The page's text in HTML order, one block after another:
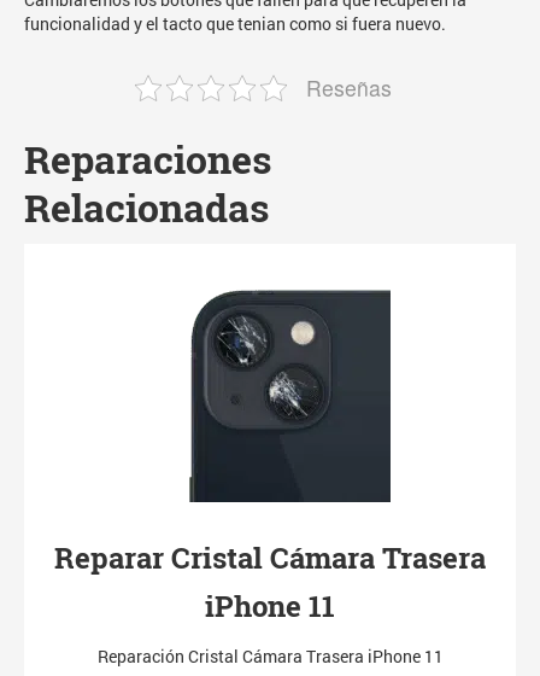
funcionalidad y el tacto que tenian como si fuera nuevo.
Reseñas
Reparaciones
Relacionadas
Reparar Cristal Cámara Trasera
iPhone 11
Reparación Cristal Cámara Trasera iPhone 11